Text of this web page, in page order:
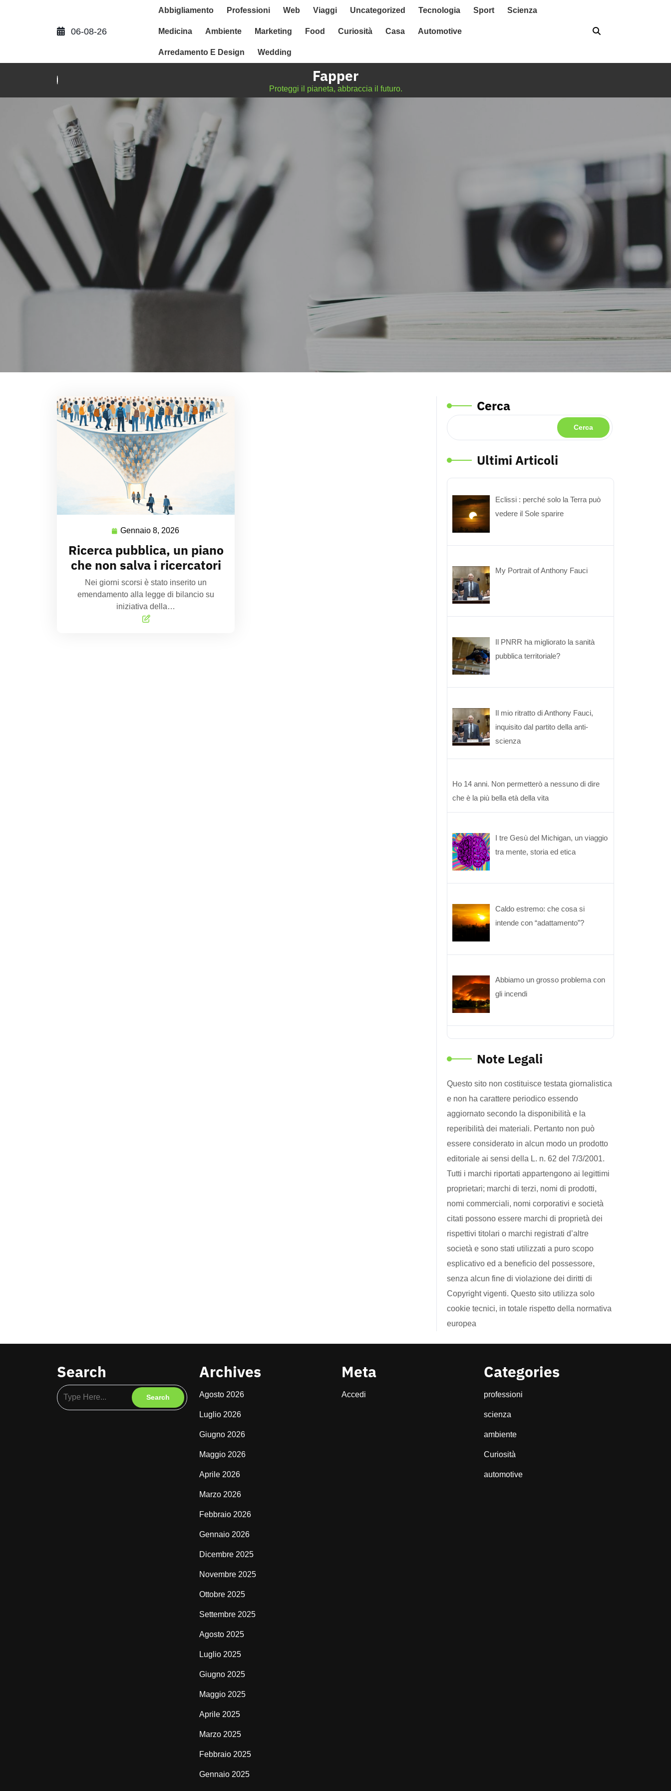
06-08-26
Abbigliamento Professioni Web Viaggi Uncategorized Tecnologia Sport Scienza
Medicina Ambiente Marketing Food Curiosità Casa Automotive
Arredamento E Design Wedding
Fapper
Proteggi il pianeta, abbraccia il futuro.
Gennaio 8, 2026
Ricerca pubblica, un piano
che non salva i ricercatori
Nei giorni scorsi è stato inserito un
emendamento alla legge di bilancio su
iniziativa della…
Cerca
Cerca
Ultimi Articoli
Eclissi : perché solo la Terra può
vedere il Sole sparire
My Portrait of Anthony Fauci
Il PNRR ha migliorato la sanità
pubblica territoriale?
Il mio ritratto di Anthony Fauci,
inquisito dal partito della anti-
scienza
Ho 14 anni. Non permetterò a nessuno di dire
che è la più bella età della vita
I tre Gesù del Michigan, un viaggio
tra mente, storia ed etica
Caldo estremo: che cosa si
intende con “adattamento”?
Abbiamo un grosso problema con
gli incendi
Note Legali
Questo sito non costituisce testata giornalistica
e non ha carattere periodico essendo
aggiornato secondo la disponibilità e la
reperibilità dei materiali. Pertanto non può
essere considerato in alcun modo un prodotto
editoriale ai sensi della L. n. 62 del 7/3/2001.
Tutti i marchi riportati appartengono ai legittimi
proprietari; marchi di terzi, nomi di prodotti,
nomi commerciali, nomi corporativi e società
citati possono essere marchi di proprietà dei
rispettivi titolari o marchi registrati d’altre
società e sono stati utilizzati a puro scopo
esplicativo ed a beneficio del possessore,
senza alcun fine di violazione dei diritti di
Copyright vigenti. Questo sito utilizza solo
cookie tecnici, in totale rispetto della normativa
europea
Search Archives
Agosto 2026
Luglio 2026
Giugno 2026
Maggio 2026
Aprile 2026
Marzo 2026
Febbraio 2026
Gennaio 2026
Dicembre 2025
Novembre 2025
Ottobre 2025
Settembre 2025
Agosto 2025
Luglio 2025
Giugno 2025
Maggio 2025
Aprile 2025
Marzo 2025
Febbraio 2025
Gennaio 2025
Meta
Accedi
Categories
professioni
scienza
ambiente
Curiosità
automotive